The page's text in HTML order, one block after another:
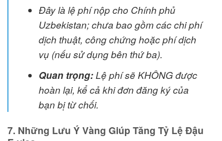
Đây là lệ phí nộp cho Chính phủ
Uzbekistan; chưa bao gồm các chi phí
dịch thuật, công chứng hoặc phí dịch
vụ (nếu sử dụng bên thứ ba).
Quan trọng:Lệ phí sẽ KHÔNG được
hoàn lại, kể cả khi đơn đăng ký của
bạn bị từ chối.
7. Những Lưu Ý Vàng Giúp Tăng Tỷ Lệ Đậu